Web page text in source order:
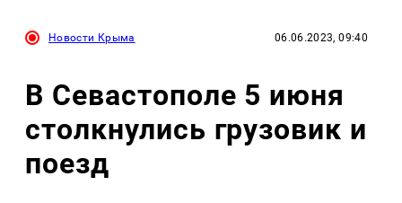
Новости Крыма 06.06.2023, 09:40
В Севастополе 5 июня
столкнулись грузовик и
поезд